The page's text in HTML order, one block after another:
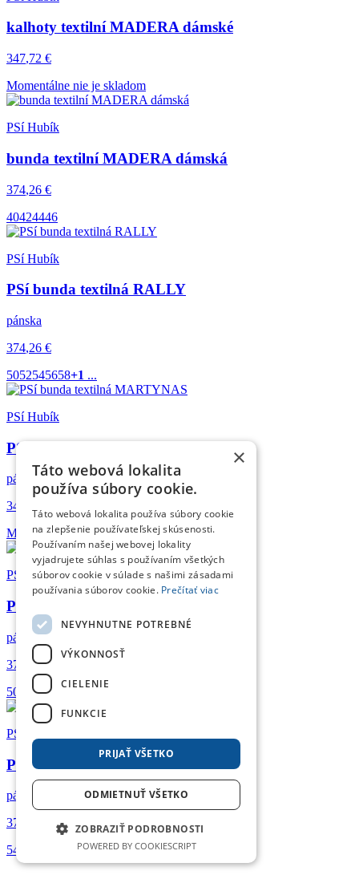
kalhoty textilní MADERA dámské
347,72 €
Momentálne nie je skladom
PSí Hubík
bunda textilní MADERA dámská
374,26 €
40424446
PSí Hubík
PSí bunda textilná RALLY
pánska
374,26 €
5052545658+1 ...
PSí Hubík
PSí bunda textilná MARTYNAS
pánska
347
Momentálne nie je skladom
PSí Hubík
PSí bunda textilná RALLY
pánska
374
,26€
50
54
PSí Hubík
PSí bunda textilná MADERA
pánska
374
54
×
Táto webová lokalita
používa súbory cookie.
Táto webová lokalita používa súbory cookie
na zlepšenie používateľskej skúsenosti.
Používaním našej webovej lokality
vyjadrujete súhlas s používaním všetkých
súborov cookie v súlade s našimi zásadami
používania súborov cookie. Prečítať viac
NEVYHNUTNE POTREBNÉ
VÝKONNOSŤ
CIELENIE
FUNKCIE
PRIJAŤ VŠETKO
ODMIETNUŤ VŠETKO
ZOBRAZIŤ PODROBNOSTI
POWERED BY COOKIESCRIPT